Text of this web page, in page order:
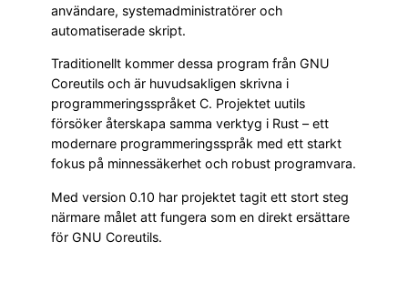
användare, systemadministratörer och
automatiserade skript.
Traditionellt kommer dessa program från GNU
Coreutils och är huvudsakligen skrivna i
programmeringsspråket C. Projektet uutils
försöker återskapa samma verktyg i Rust – ett
modernare programmeringsspråk med ett starkt
fokus på minnessäkerhet och robust programvara.
Med version 0.10 har projektet tagit ett stort steg
närmare målet att fungera som en direkt ersättare
för GNU Coreutils.